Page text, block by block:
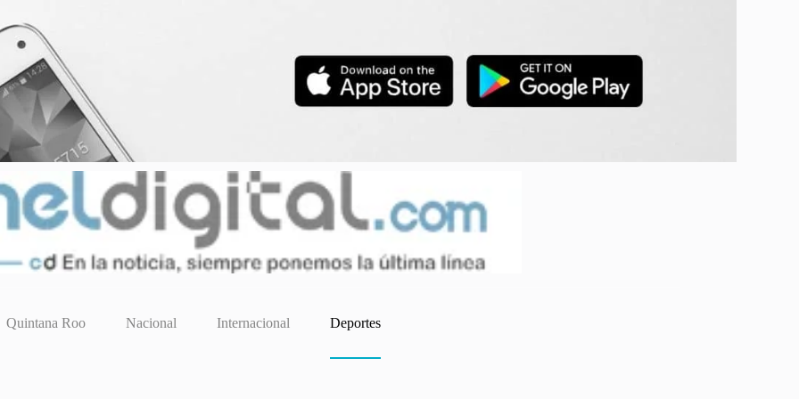
Quintana Roo Nacional Internacional Deportes